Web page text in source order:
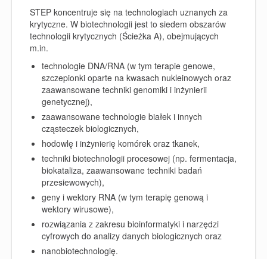
STEP koncentruje się na technologiach uznanych za
krytyczne. W biotechnologii jest to siedem obszarów
technologii krytycznych (Ścieżka A), obejmujących
m.in.
technologie DNA/RNA (w tym terapie genowe,
szczepionki oparte na kwasach nukleinowych oraz
zaawansowane techniki genomiki i inżynierii
genetycznej),
zaawansowane technologie białek i innych
cząsteczek biologicznych,
hodowlę i inżynierię komórek oraz tkanek,
techniki biotechnologii procesowej (np. fermentacja,
biokataliza, zaawansowane techniki badań
przesiewowych),
geny i wektory RNA (w tym terapię genową i
wektory wirusowe),
rozwiązania z zakresu bioinformatyki i narzędzi
cyfrowych do analizy danych biologicznych oraz
nanobiotechnologię.